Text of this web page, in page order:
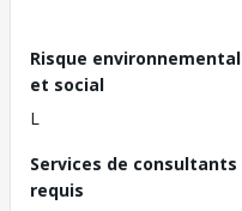
Risque environnemental
et social
L
Services de consultants
requis